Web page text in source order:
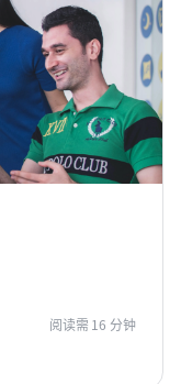
阅读需 16 分钟